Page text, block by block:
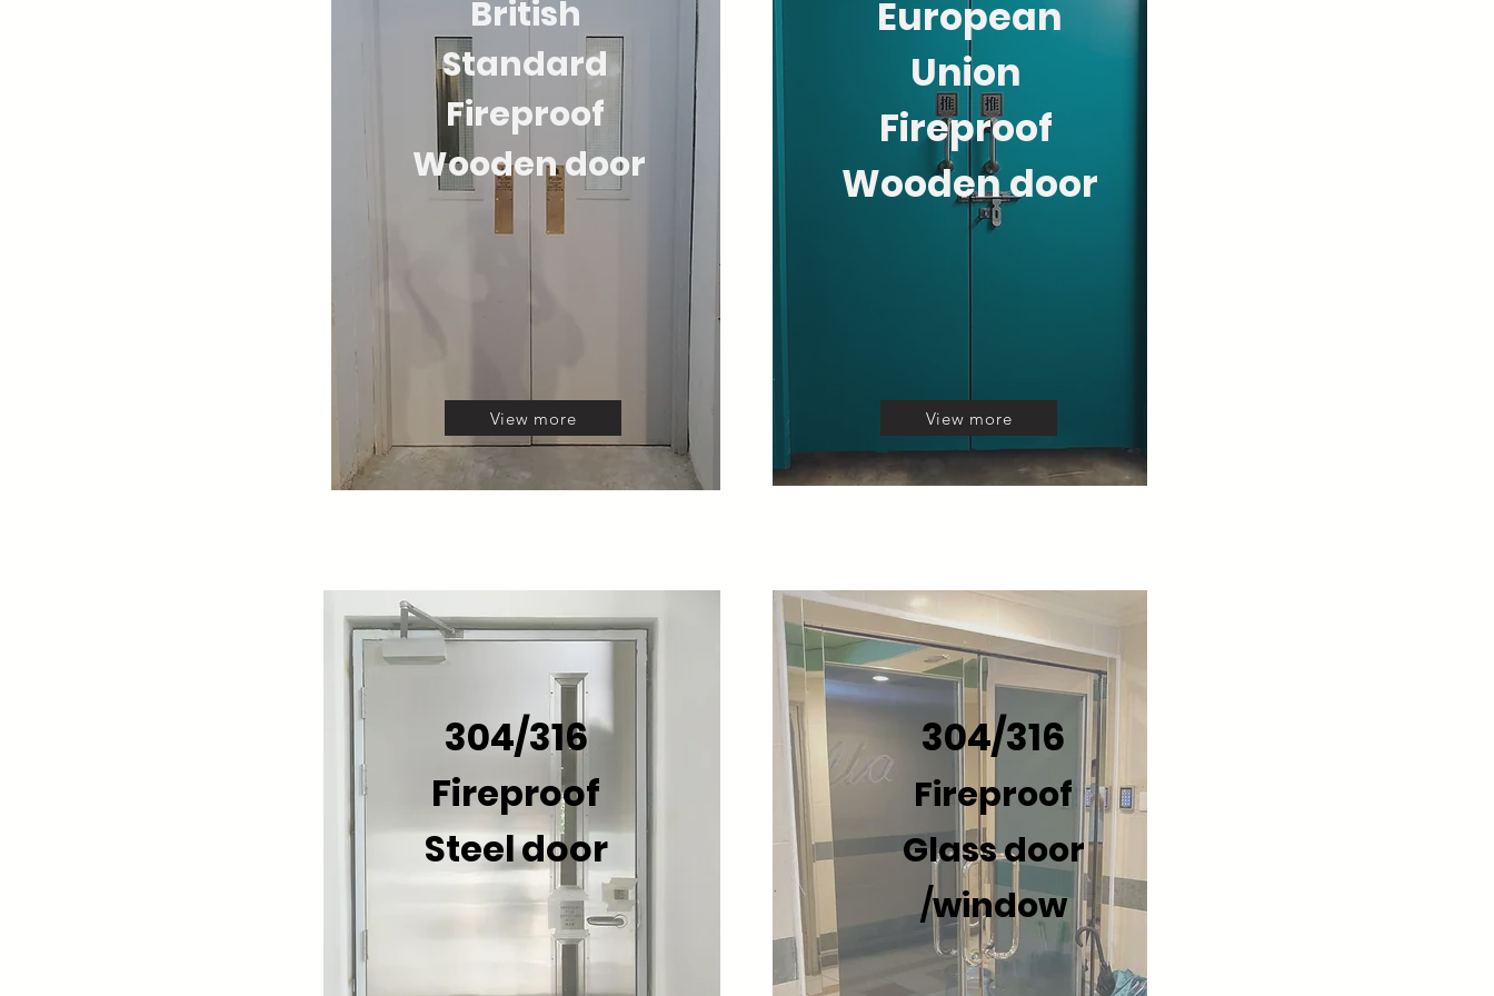
British
Standard
Fireproof
Wooden door
View more
304/316
Fireproof
Steel door
European
Union
Fireproof
Wooden door
View more
304/316
Fireproof
Glass door​
/window